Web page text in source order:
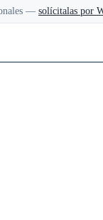
— solícitalas por